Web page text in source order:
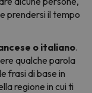
prendersi il tempo
o italiano.
qualche parola
frasi di base in
regione in cui ti